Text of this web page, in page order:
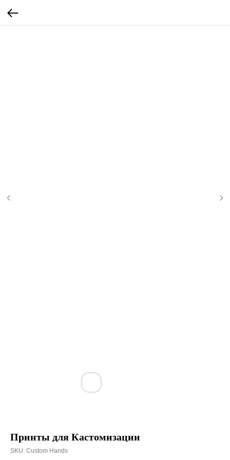
Принты для Кастомизации
SKU: Custom Hands